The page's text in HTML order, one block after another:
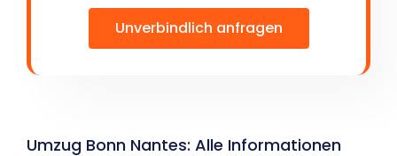
Unverbindlich anfragen
Umzug Bonn Nantes: Alle Informationen